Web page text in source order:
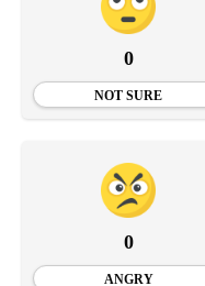
0
NOT SURE
0
ANGRY